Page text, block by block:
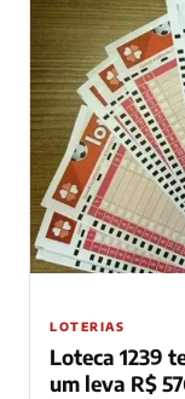
LOTERIAS
Loteca 1239
um leva R$